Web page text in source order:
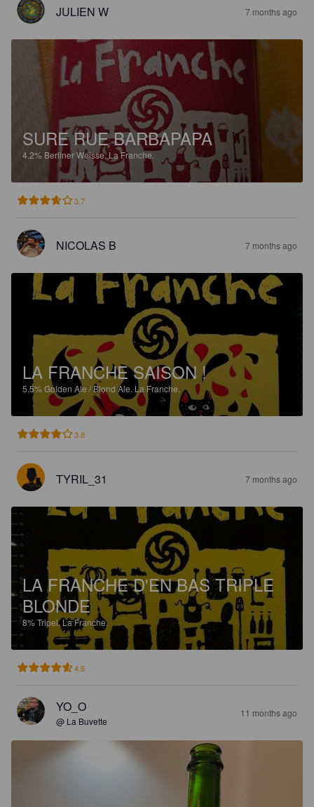
JULIEN W 7 months ago
SURE RUE BARBAPAPA
4.2% Berliner Weisse.La Franche.
3.7
NICOLAS B 7 months ago
LA FRANCHE SAISON !
5.5%Golden Ale / Blond Ale. La Franche.
3.8
TYRIL_31 7 months ago
LA FRANCHE D'EN BAS TRIPLE
BLONDE
8%Tripel.La Franche.
4.6
YO_O
@ La Buvette
11 months ago